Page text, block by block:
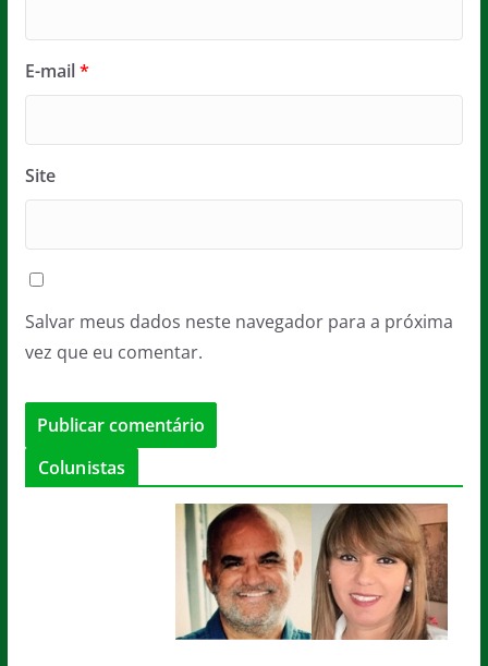
E-mail*
Site
Salvar meus dados neste navegador para a próxima
vez que eu comentar.
Colunistas